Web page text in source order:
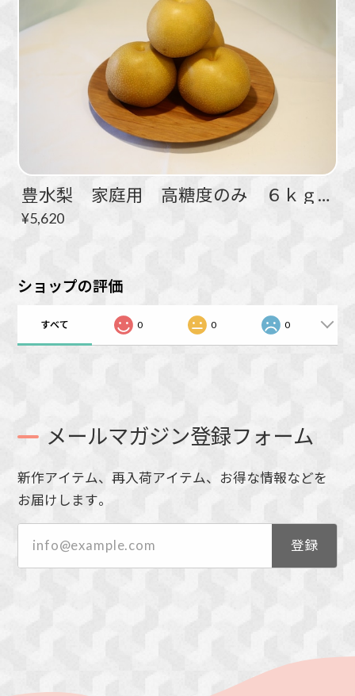
豊水梨 家庭用 高糖度のみ ６ｋｇ 10～16玉
¥5,620
ショップの評価
すべて 0 0 0
メールマガジン登録フォーム
新作アイテム、再入荷アイテム、お得な情報などを
お届けします。
登録